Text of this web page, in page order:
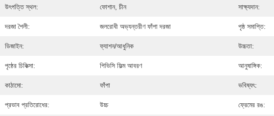
উৎপত্তি স্থল: ফোশান, চীন সাক্ষ্যদান:
দরজা শৈলী: জলরোধী অভ্যন্তরীণ ফাঁপা দরজা পৃষ্ঠ সমাপ্তি:
ডিজাইন: ফ্যাশন/আধুনিক উচ্চতা:
পৃষ্ঠের চিকিত্সা: পিভিসি ফিল্ম আবরণ আনুষাঙ্গিক:
কাঠামো: ফাঁপা ভবিষ্যৎ:
প্রভাব প্রতিরোধের: উচ্চ ফ্রেমের রঙ: